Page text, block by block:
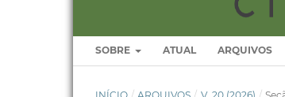
SOBRE ATUAL ARQUIVOS